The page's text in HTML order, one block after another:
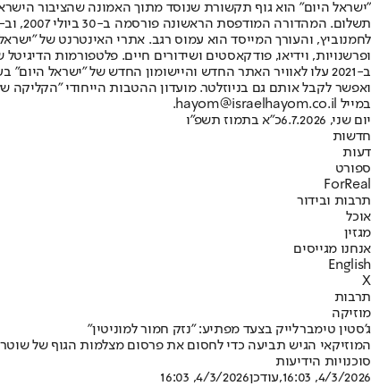
"ישראל היום" הוא גוף תקשורת שנוסד מתוך האמונה שהציבור
ופרשנויות, וידיאו, פודקאסטים ושידורים חיים. פלטפורמות
ב-2021 עלו לאוויר האתר החדש והיישומון החדש של "ישראל
ואפשר לקבל אותם גם בניוזלטר. מועדון ההטבות הייחודי "הקליקה
במייל hayom@israelhayom.co.il.
יום שני, 6.7.2026
כ"א בתמוז תשפ"ו
חדשות
דעות
ספורט
ForReal
תרבות ובידור
אוכל
מגזין
אנחנו מגייסים
English
X
תרבות
מוזיקה
ג'סטין טימברלייק בצעד מפתיע: "נזק חמור למוניטין"
המוזיקאי הגיש תביעה כדי לחסום את פרסום מצלמות הגוף של
סוכנויות הידיעות
4/3/2026, 16:03
,עודכן4/3/2026, 16:03